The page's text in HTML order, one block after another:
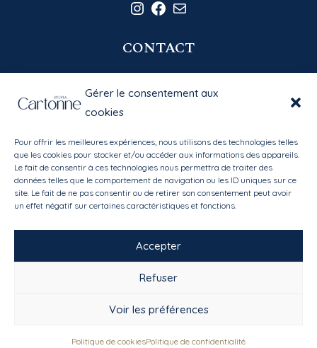
Gérer le consentement aux
cookies
Pour offrir les meilleures expériences, nous utilisons des technologies telles
que les cookies pour stocker et/ou accéder aux informations des appareils.
Le fait de consentir à ces technologies nous permettra de traiter des
données telles que le comportement de navigation ou les ID uniques sur ce
site. Le fait de ne pas consentir ou de retirer son consentement peut avoir
un effet négatif sur certaines caractéristiques et fonctions.
Accepter
Refuser
Voir les préférences
Politique de cookiesPolitique de confidentialité
Instagram
Facebook
E-mail
CONTACT
contact@sylviacartonne.fr
EN SAVOIR PLUS
Bibliothèque des matières
Mon compte /Mes favoris
Copyright Sylvia Cartonne - Tous droits réservés -